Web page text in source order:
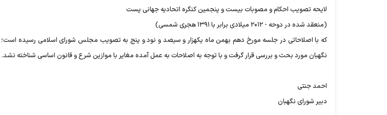
لایحه تصویب احکام و مصوبات بیست و پنجمین کنگره اتحادیه جهانی پست
(منعقد شده در دوحه - ۲۰۱۲ میلادی برابر با ۱۳۹۱ هجری شمسی)
نگهبان مورد بحث و بررسی قرار گرفت و با توجه به اصلاحات به عمل آمده مغایر با موازین شرع و قانون اساسی شناخته نشد.
احمد جنتی
دبیر شورای نگهبان